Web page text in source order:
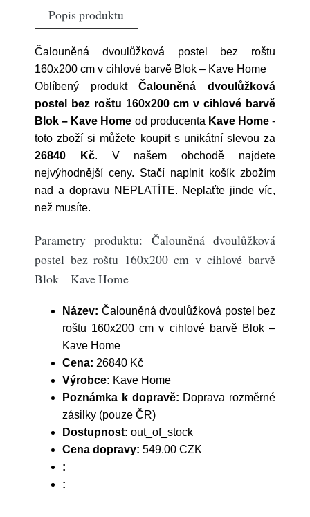
Popis produktu
Čalouněná dvoulůžková postel bez roštu
160x200 cm v cihlové barvě Blok – Kave Home
Oblíbený produktČalouněná dvoulůžková
postel bez roštu 160x200 cm v cihlové barvě
Blok – Kave Home od producenta Kave Home-
toto zboží si můžete koupit s unikátní slevou za
26840 Kč. V našem obchodě najdete
nejvýhodnější ceny. Stačí naplnit košík zbožím
nad a dopravu NEPLATÍTE. Neplaťte jinde víc,
než musíte.
Parametry produktu: Čalouněná dvoulůžková
postel bez roštu 160x200 cm v cihlové barvě
Blok – Kave Home
Název: Čalouněná dvoulůžková postel bez
roštu 160x200 cm v cihlové barvě Blok –
Kave Home
Cena: 26840 Kč
Výrobce: Kave Home
Poznámka k dopravě: Doprava rozměrné
zásilky (pouze ČR)
Dostupnost: out_of_stock
Cena dopravy: 549.00 CZK
:
: